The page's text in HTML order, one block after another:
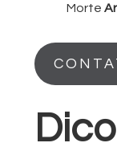
Morte